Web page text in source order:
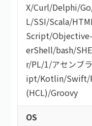
X/Curl/Delphi/Go
L/SSI/Scala/
Script/
erShell/bash/
r/PL/1/アセンブラ
ipt/Kotlin/Swift/
(HCL)/Groovy
OS